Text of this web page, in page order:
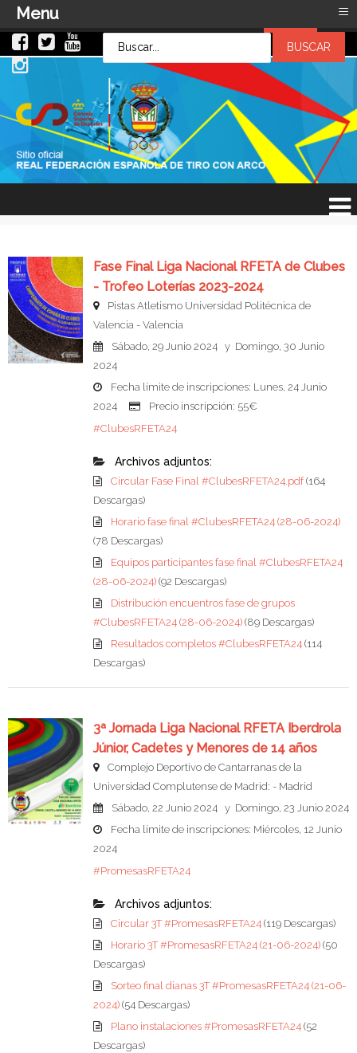
Fase Final Liga Nacional RFETA de Clubes
- Trofeo Loterías 2023-2024
Pistas Atletismo Universidad Politécnica de
Valencia - Valencia
Sábado, 29 Junio 2024 y Domingo, 30 Junio
2024
Fecha límite de inscripciones: Lunes, 24 Junio
2024
Precio inscripción: 55€
#ClubesRFETA24
Archivos adjuntos:
Circular Fase Final #ClubesRFETA24.pdf(164
Descargas)
Horario fase final #ClubesRFETA24 (28-06-2024)
(78 Descargas)
Equipos participantes fase final #ClubesRFETA24
(28-06-2024) (92 Descargas)
Distribución encuentros fase de grupos
#ClubesRFETA24 (28-06-2024) (89 Descargas)
Resultados completos #ClubesRFETA24 (114
Descargas)
3ª Jornada Liga Nacional RFETA Iberdrola
Júnior, Cadetes y Menores de 14 años
Complejo Deportivo de Cantarranas de la
Universidad Complutense de Madrid: - Madrid
Sábado, 22 Junio 2024 y Domingo, 23 Junio 2024
Fecha límite de inscripciones: Miércoles, 12 Junio
2024
#PromesasRFETA24
Archivos adjuntos:
Circular 3T #PromesasRFETA24 (119 Descargas)
Horario 3T #PromesasRFETA24 (21-06-2024) (50
Descargas)
Sorteo final dianas 3T #PromesasRFETA24 (21-06-
2024) (54 Descargas)
Plano instalaciones #PromesasRFETA24 (52
Descargas)
LOG INOR
Contraseña
Recuérdeme
Menu ≡